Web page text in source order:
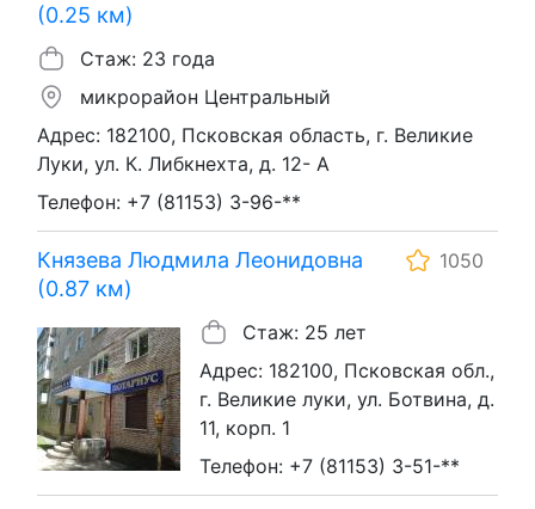
(0.25 км)
Стаж: 23 года
микрорайон Центральный
Адрес: 182100, Псковская область, г. Великие
Луки, ул. К. Либкнехта, д. 12- А
Телефон: +7 (81153) 3-96-**
Князева Людмила Леонидовна
(0.87 км)
1050
Стаж: 25 лет
Адрес: 182100, Псковская обл.,
г. Великие луки, ул. Ботвина, д.
11, корп. 1
Телефон: +7 (81153) 3-51-**